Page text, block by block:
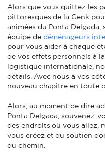
Alors que vous quittez les
pittoresques de la Genk
animées du Ponta Delgada,
équipe de déménageurs
pour vous aider à chaque
de vos effets personnels à
logistique internationale,
détails. Avec nous à vos
nouveau chapitre en toute
Alors, au moment de dire
Ponta Delgada, souvenez-
des endroits où vous allez,
vous créez et du soutien
du chemin.